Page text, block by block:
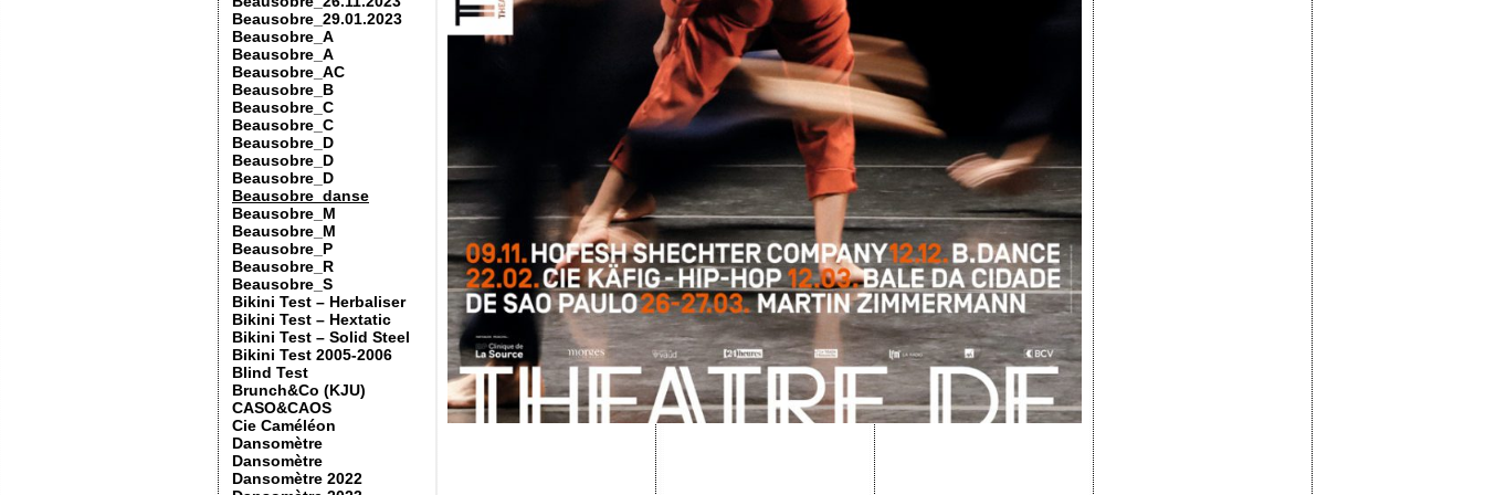
Beausobre_29.01.2023
Beausobre_A
Beausobre_A
Beausobre_AC
Beausobre_B
Beausobre_C
Beausobre_C
Beausobre_D
Beausobre_D
Beausobre_D
Beausobre_danse
Beausobre_M
Beausobre_M
Beausobre_P
Beausobre_R
Beausobre_S
Bikini Test – Herbaliser
Bikini Test – Hextatic
Bikini Test – Solid Steel
Bikini Test 2005-2006
Blind Test
Brunch&Co (KJU)
CASO&CAOS
Cie Caméléon
Dansomètre
Dansomètre
Dansomètre 2022